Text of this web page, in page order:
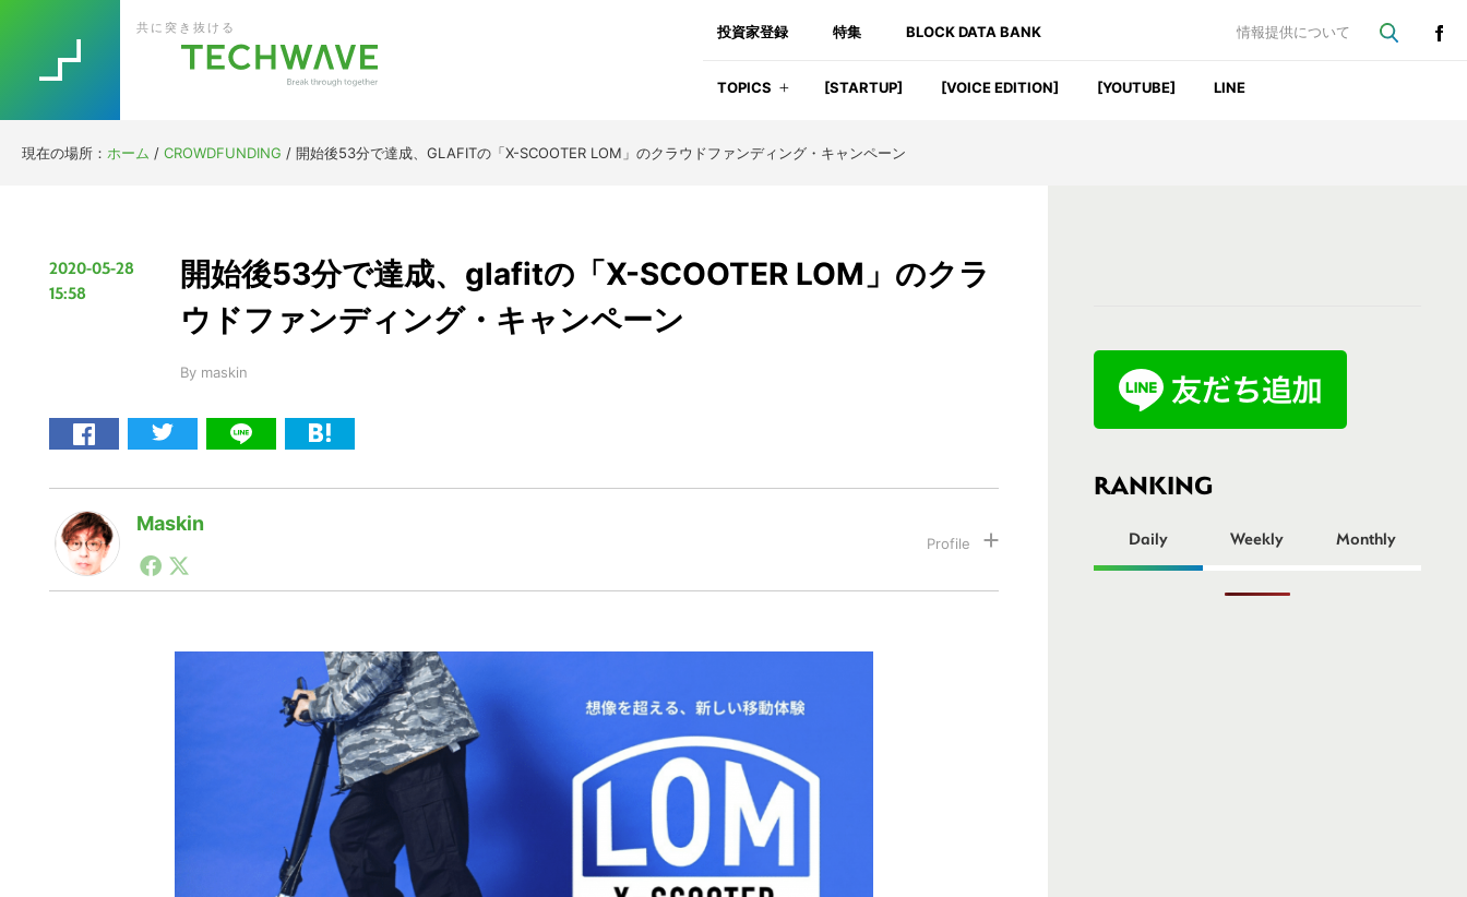
to
primary
to
main
to
primary
to
footer
投資家登録 特集 BLOCK DATA BANK 情報提供について
共に突き抜ける
TOPICS [STARTUP] [VOICE EDITION] [YOUTUBE] LINE
現在の場所： ホーム / CROWDFUNDING / 開始後53分で達成、GLAFITの「X-SCOOTER LOM」のクラウドファンディング・キャンペーン
2020-05-28
15:58
開始後53分で達成、glafitの「X-SCOOTER LOM」のクラ
ウドファンディング・キャンペーン
By maskin
Maskin
1990年代初頭から記者としてまた起業家としてITスタートアップ業界のハードウェアからソフトウェアの事業創出に関わ
る。シリコンバレーやEU等でのスタートアップを経験。日本ではネットエイジ等に所属、大手企業の新規事業創出に協
サ
イ
バ
RANKING
Daily Weekly Monthly